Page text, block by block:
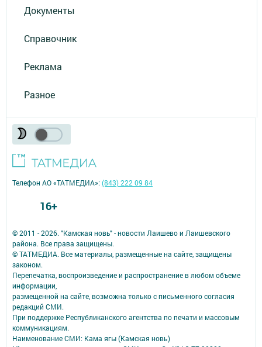
Документы
Справочник
Реклама
Разное
© 2011 - 2026. "Камская новь" - новости Лаишево и Лаишевского
района. Все права защищены.
© ТАТМЕДИА. Все материалы, размещенные на сайте, защищены
законом.
Перепечатка, воспроизведение и распространение в любом объеме
информации,
размещенной на сайте, возможна только с письменного согласия
редакций СМИ.
При поддержке Республиканского агентства по печати и массовым
коммуникациям.
Наименование СМИ: Кама ягы (Камская новь)
Телефон АО «ТАТМЕДИА»:(843) 222 09 84
16+